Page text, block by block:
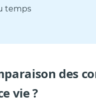
temps
des
vie ?